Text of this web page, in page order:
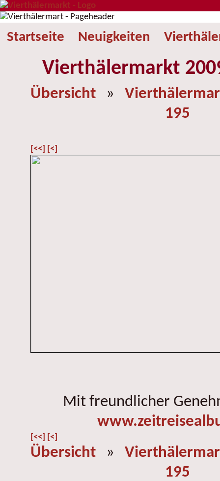
Startseite Neuigkeiten
Vierthälermarkt
Übersicht »
195
[<<] [<]
Mit freundlicher
[<<] [<]
Übersicht »
195